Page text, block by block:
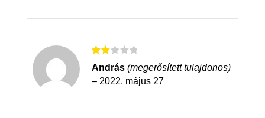
Érté
kelé
s:
/
András (megerősített tulajdonos)
– 2022. május 27